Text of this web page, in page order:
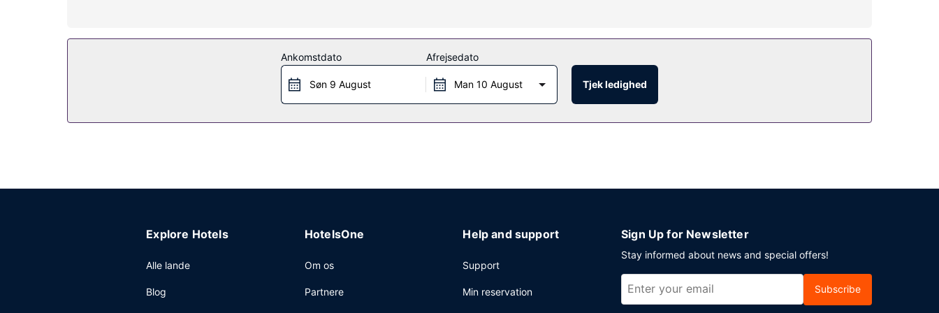
Nyd et måltid på restauranten, eller køb en snack på stedets kaffebar/café. dette hotel har også roomservice (i et begrænset antal timer). Har du brug for en pause?
Få en drink ved en af stedets 2 barer/lounger. Fuld morgenmad serveres på hverdage fra kl. 06.30 til kl. 10.00 og i weekenderne fra kl. 07.00 til kl. 10.30 mod et
Ankomstdato
Søn 9 August
Afrejsedato
Man 10 August Tjek ledighed
Explore Hotels
Alle lande
Blog
HotelsOne
Om os
Partnere
Help and support
Support
Min reservation
Sign Up for Newsletter
Stay informed about news and special offers!
Subscribe